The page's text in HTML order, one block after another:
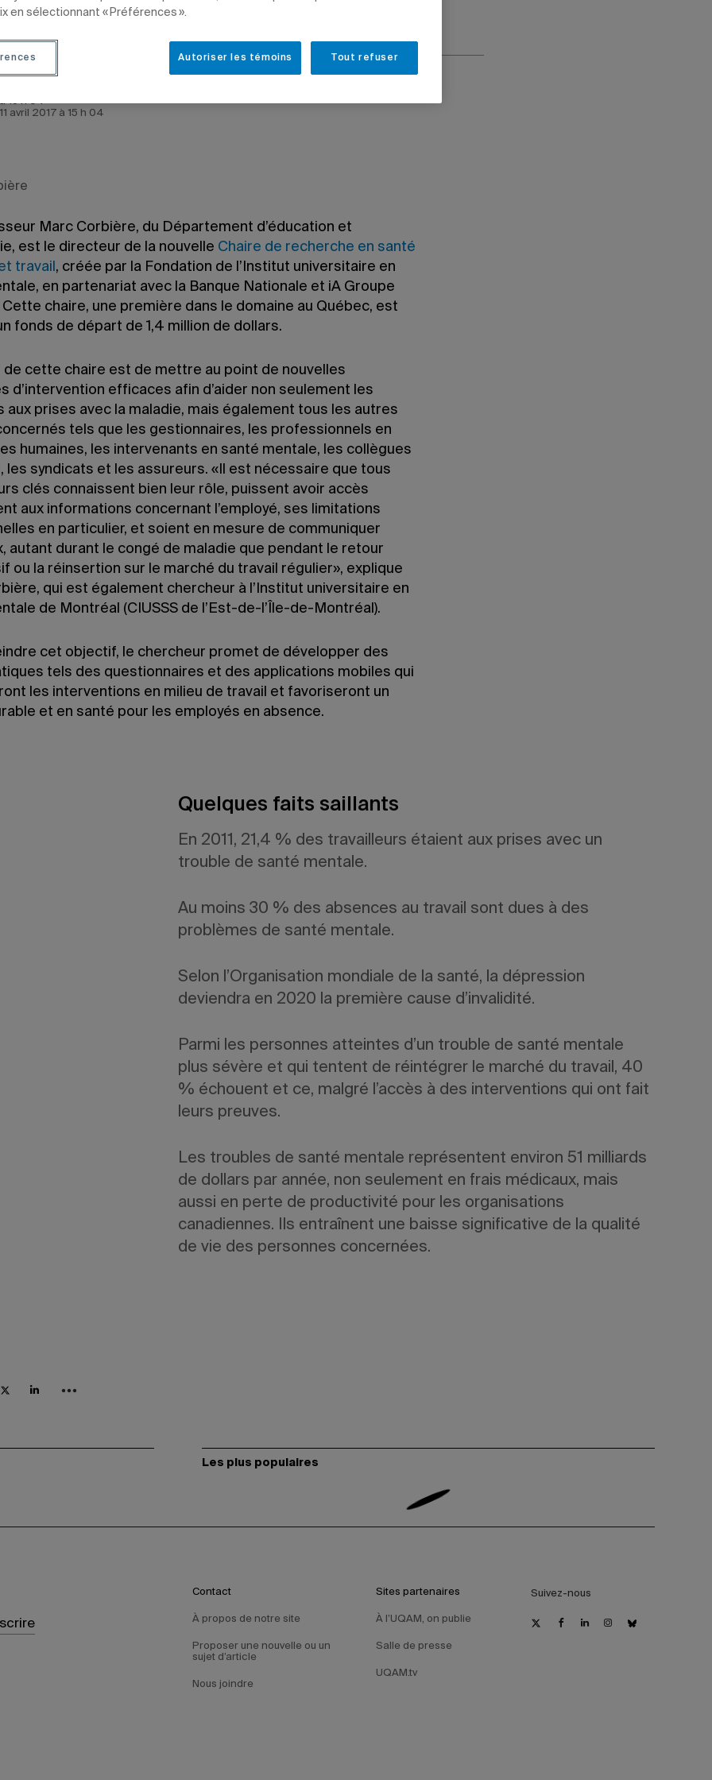
13 h 04
avril 2017 à 15 h 04
Marc Corbière, du Département d’éducation et
est le directeur de la nouvelle Chaire de recherche en santé
travail , créée par la Fondation de l’Institut universitaire en
en partenariat avec la Banque Nationale et iA Groupe
Cette chaire, une première dans le domaine au Québec, est
fonds de départ de 1,4 million de dollars.
de cette chaire est de mettre au point de nouvelles
d’intervention efficaces afin d’aider non seulement les
aux prises avec la maladie, mais également tous les autres
tels que les gestionnaires, les professionnels en
humaines, les intervenants en santé mentale, les collègues
les syndicats et les assureurs. «Il est nécessaire que tous
clés connaissent bien leur rôle, puissent avoir accès
aux informations concernant l’employé, ses limitations
en particulier, et soient en mesure de communiquer
autant durant le congé de maladie que pendant le retour
ou la réinsertion sur le marché du travail régulier», explique
qui est également chercheur à l’Institut universitaire en
de Montréal (CIUSSS de l’Est-de-l’Île-de-Montréal).
cet objectif, le chercheur promet de développer des
tels des questionnaires et des applications mobiles qui
les interventions en milieu de travail et favoriseront un
et en santé pour les employés en absence.
Quelques faits saillants
En 2011, 21,4 % des travailleurs étaient aux prises avec un
trouble de santé mentale.
Au moins 30 % des absences au travail sont dues à des
problèmes de santé mentale.
Selon l’Organisation mondiale de la santé, la dépression
deviendra en 2020 la première cause d’invalidité.
Parmi les personnes atteintes d’un trouble de santé mentale
plus sévère et qui tentent de réintégrer le marché du travail, 40
% échouent et ce, malgré l’accès à des interventions qui ont fait
leurs preuves.
Les troubles de santé mentale représentent environ 51 milliards
de dollars par année, non seulement en frais médicaux, mais
aussi en perte de productivité pour les organisations
canadiennes. Ils entraînent une baisse significative de la qualité
de vie des personnes concernées.
Les plus populaires
Contact
À propos de notre site
Proposer une nouvelle ou un
sujet d’article
Nous joindre
Sites partenaires
À l’UQAM, on publie
Salle de presse
UQAM.tv
Suivez-nous
en sélectionnant « Préférences ».
Tout refuser
Autoriser les témoins